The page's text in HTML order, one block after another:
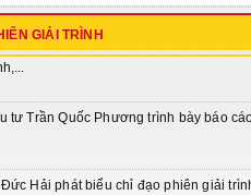
GIẢI TRÌNH
tư Trần Quốc Phương trình bày báo
Hải phát biểu chỉ đạo phiên giải